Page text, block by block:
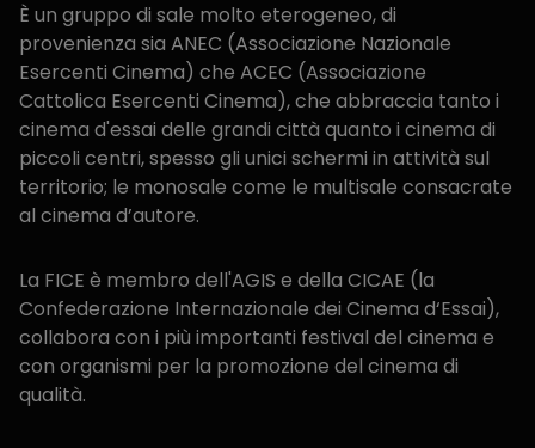
È un gruppo di sale molto eterogeneo, di
provenienza sia ANEC (Associazione Nazionale
Esercenti Cinema) che ACEC (Associazione
Cattolica Esercenti Cinema), che abbraccia tanto i
cinema d'essai delle grandi città quanto i cinema di
piccoli centri, spesso gli unici schermi in attività sul
territorio; le monosale come le multisale consacrate
al cinema d’autore.
La FICE è membro dell'AGIS e della CICAE (la
Confederazione Internazionale dei Cinema d‘Essai),
collabora con i più importanti festival del cinema e
con organismi per la promozione del cinema di
qualità.